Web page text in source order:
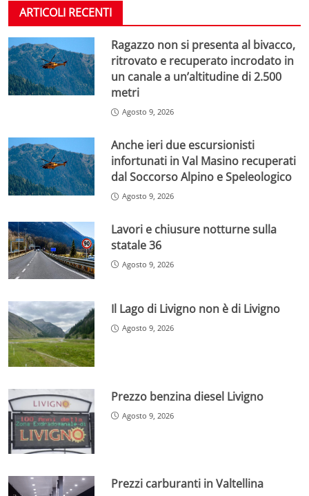
ARTICOLI RECENTI
Ragazzo non si presenta al bivacco,
ritrovato e recuperato incrodato in
un canale a un’altitudine di 2.500
metri
Agosto 9, 2026
Anche ieri due escursionisti
infortunati in Val Masino recuperati
dal Soccorso Alpino e Speleologico
Agosto 9, 2026
Lavori e chiusure notturne sulla
statale 36
Agosto 9, 2026
Il Lago di Livigno non è di Livigno
Agosto 9, 2026
Prezzo benzina diesel Livigno
Agosto 9, 2026
Prezzi carburanti in Valtellina